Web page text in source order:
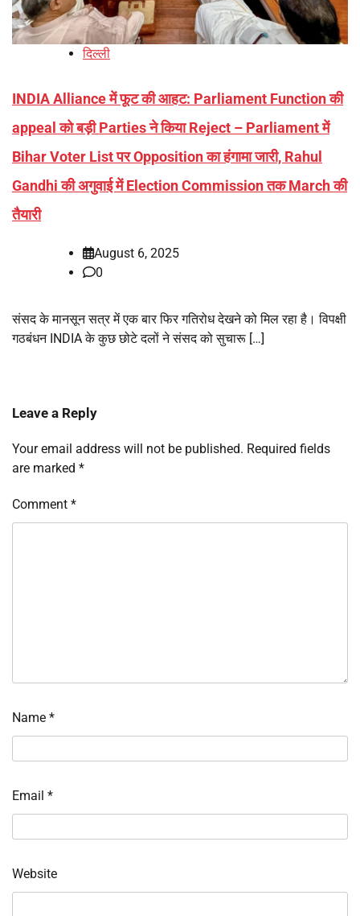
दिल्ली
INDIA Alliance में फूट की आहट: Parliament Function की
appeal को बड़ी Parties ने किया Reject – Parliament में
Bihar Voter List पर Opposition का हंगामा जारी, Rahul
Gandhi की अगुवाई में Election Commission तक March की
तैयारी
August 6, 2025
0
संसद के मानसून सत्र में एक बार फिर गतिरोध देखने को मिल रहा है। विपक्षी
गठबंधन INDIA के कुछ छोटे दलों ने संसद को सुचारू […]
Leave a Reply
Your email address will not be published. Required fields
are marked *
Comment *
Name *
Email *
Website